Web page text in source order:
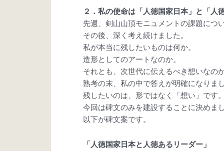
２．私の使命は「人徳国家日本」と「人
先週、剣山山頂モニュメントの課題につ
その後、深く考え続けました。
私が本当に残したいものは何か。
造形としてのアートなのか。
それとも、次世代に伝えるべき想いなの
熟考の末、私の中で答えが明確になりま
残したいのは、形ではなく「想い」です
今回は碑文のみを建設することに決めま
以下が碑文案です。
「人徳国家日本と人徳あるリーダー」